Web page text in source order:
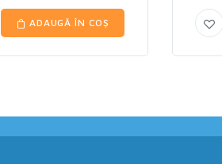
ADAUGĂ ÎN COȘ